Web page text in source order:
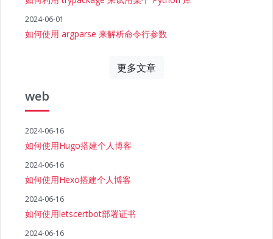
2024-06-01
如何使用 argparse 来解析命令行参数
更多文章
web
2024-06-16
如何使用Hugo搭建个人博客
2024-06-16
如何使用Hexo搭建个人博客
2024-06-16
如何使用letscertbot部署证书
2024-06-16